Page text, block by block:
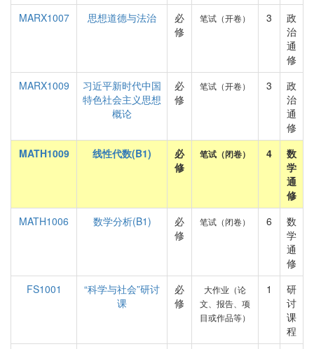
MARX1007
思想道德与法治
必
修
笔试（开卷） 3
政
治
通
修
MARX1009
习近平新时代中国
特色社会主义思想
概论
必
修
笔试（开卷） 3
政
治
通
修
MATH1009
线性代数(B1)
必
修
笔试（闭卷） 4
数
学
通
修
MATH1006
数学分析(B1)
必
修
笔试（闭卷） 6
数
学
通
修
FS1001
“科学与社会”研讨
课
必
修
大作业（论
文、报告、项
目或作品等）
1
研
讨
课
程